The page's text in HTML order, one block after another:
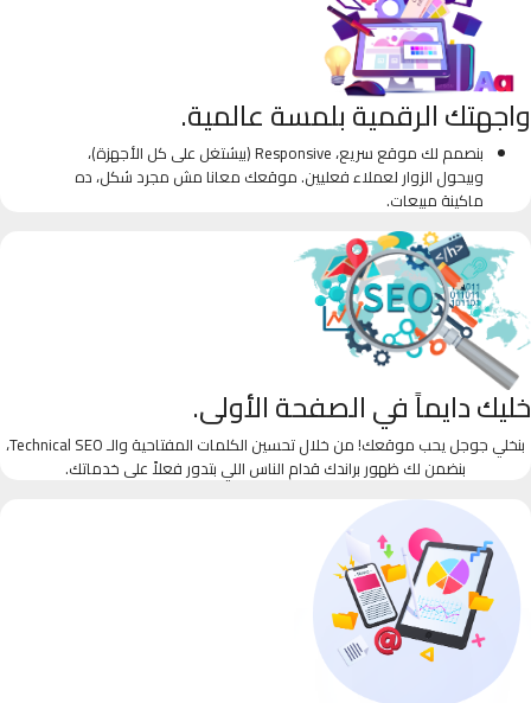
واجهتك الرقمية بلمسة عالمية.
بنصمم لك موقع سريع، Responsive (بيشتغل على كل الأجهزة)،
وبيحول الزوار لعملاء فعليين. موقعك معانا مش مجرد شكل، ده
ماكينة مبيعات.
خليك دايماً في الصفحة الأولى.
بنخلي جوجل يحب موقعك! من خلال تحسين الكلمات المفتاحية والـ Technical SEO،
بنضمن لك ظهور براندك قدام الناس اللي بتدور فعلاً على خدماتك.